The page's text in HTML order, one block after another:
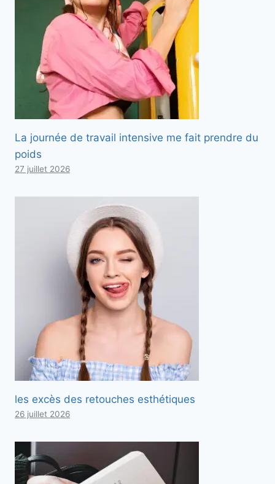
La journée de travail intensive me fait prendre du
poids
27 juillet 2026
les excès des retouches esthétiques
26 juillet 2026